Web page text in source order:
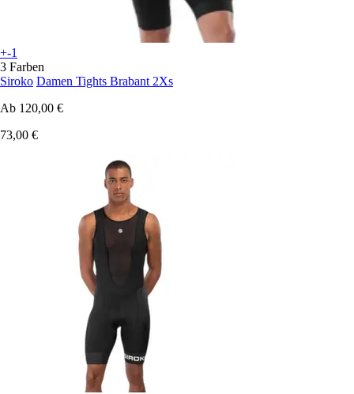
+-1
3 Farben
Siroko Damen Tights Brabant 2Xs
Ab 120,00 €
73,00 €